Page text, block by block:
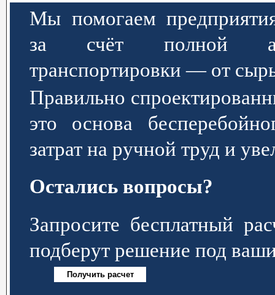
Мы помогаем
за счёт полной
транспортировки — от
Правильно
это основа
затрат на ручной труд и
Остались вопросы?
Запросите бесплатный
подберут решение под